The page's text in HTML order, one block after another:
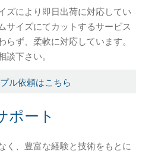
ズにより即日出荷に対応してい
サイズにてカットするサービス
ず、柔軟に対応しています。
下さい。
ル依頼はこちら
ポート
く、豊富な経験と技術をもとに